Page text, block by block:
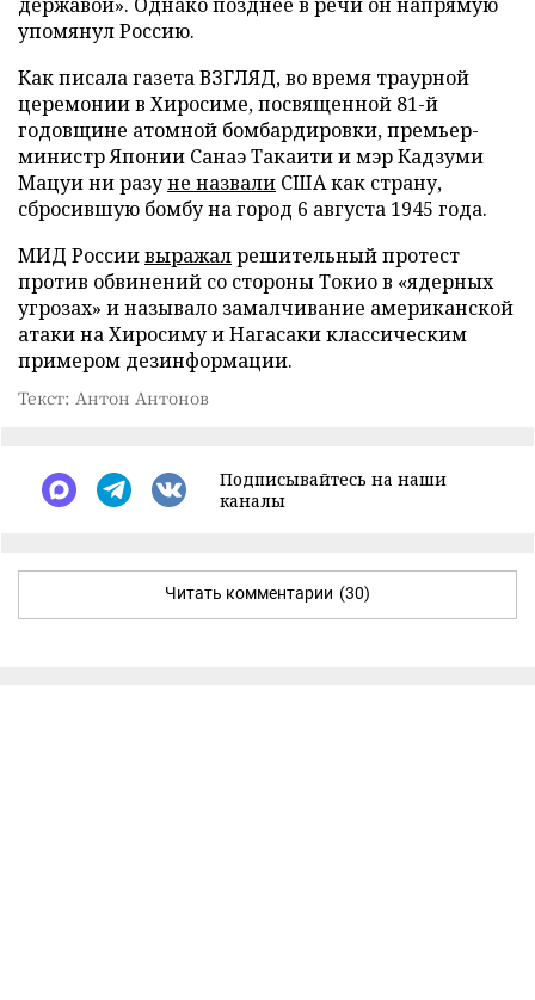
упомянул Россию.
Как писала газета ВЗГЛЯД, во время траурной
церемонии в Хиросиме, посвященной 81-й
годовщине атомной бомбардировки, премьер-
министр Японии Санаэ Такаити и мэр Кадзуми
Мацуи ни разуне назвали США как страну,
сбросившую бомбу на город 6 августа 1945 года.
МИД Россиивыражалрешительный протест
против обвинений со стороны Токио в «ядерных
угрозах» и называло замалчивание американской
атаки на Хиросиму и Нагасаки классическим
примером дезинформации.
Текст: Антон Антонов
Подписывайтесь на наши
каналы
Читать комментарии (30)